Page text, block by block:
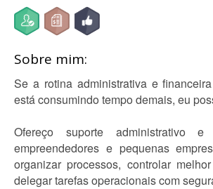
Sobre mim:
Se a rotina administrativa e
está consumindo tempo demais, eu
Ofereço suporte administrativo
empreendedores e pequenas
organizar processos, controlar
delegar tarefas operacionais com